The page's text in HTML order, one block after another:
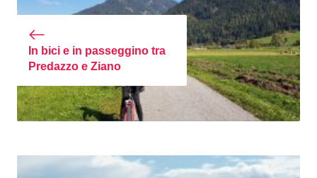
In bici e in passeggino tra
Predazzo e Ziano